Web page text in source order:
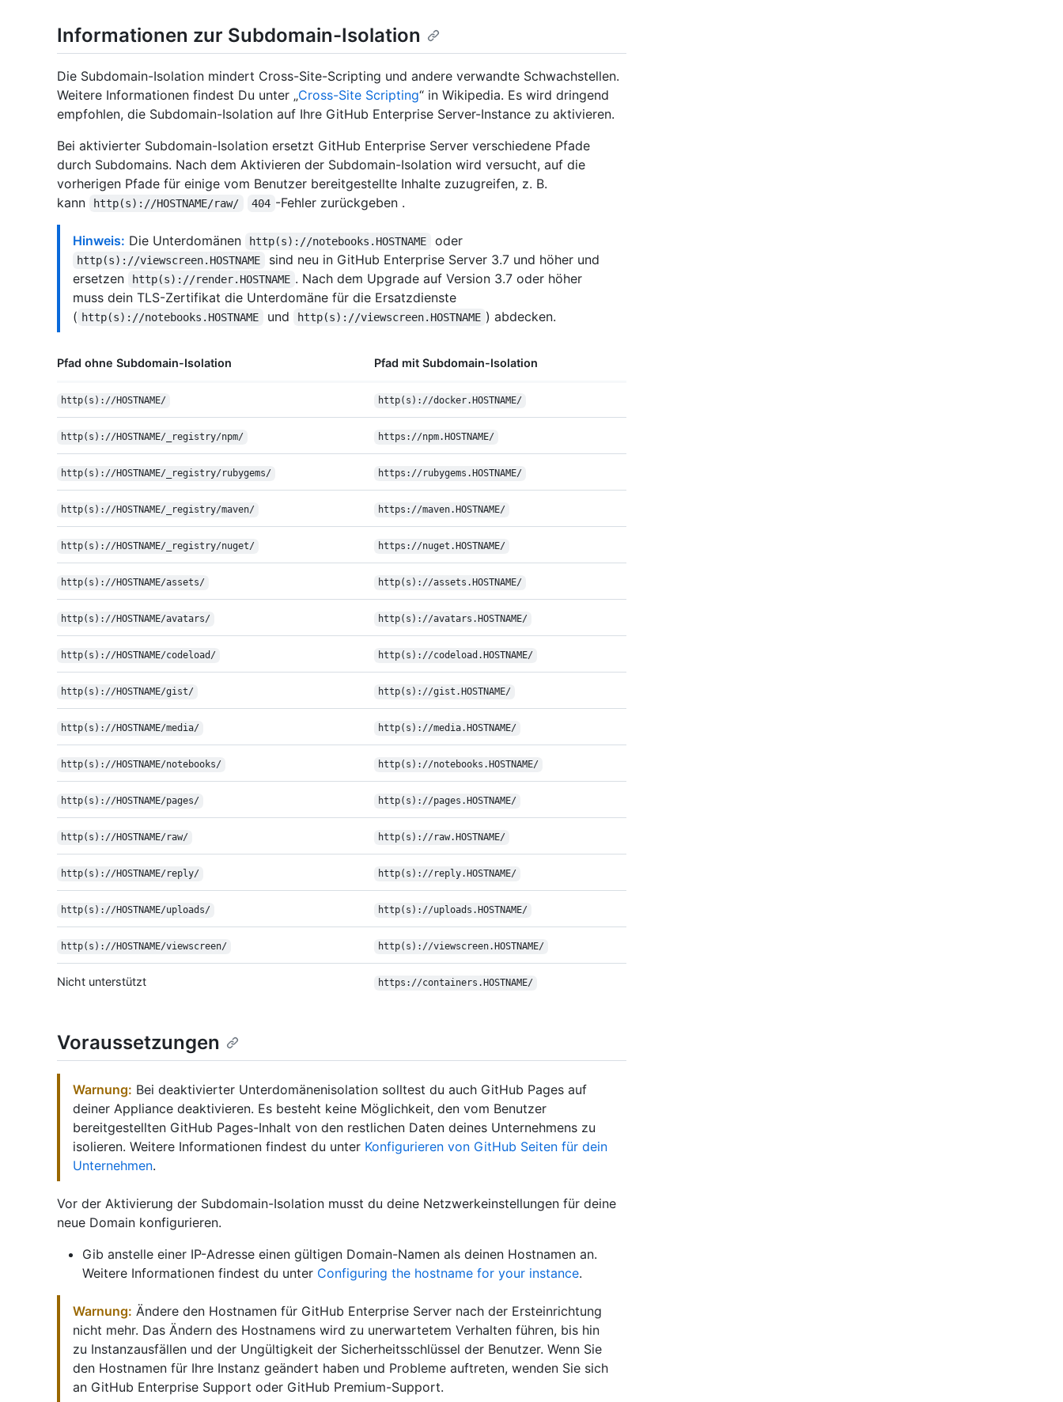
Informationen zur Subdomain-Isolation
Die Subdomain-Isolation mindert Cross-Site-Scripting und andere verwandte Schwachstellen.
Weitere Informationen findest Du unter „Cross-Site Scripting“ in Wikipedia. Es wird dringend
empfohlen, die Subdomain-Isolation auf Ihre GitHub Enterprise Server-Instance zu aktivieren.
Bei aktivierter Subdomain-Isolation ersetzt GitHub Enterprise Server verschiedene Pfade
durch Subdomains. Nach dem Aktivieren der Subdomain-Isolation wird versucht, auf die
vorherigen Pfade für einige vom Benutzer bereitgestellte Inhalte zuzugreifen, z. B.
kann
http(s)://HOSTNAME/raw/ 404 -Fehler zurückgeben .
Hinweis: Die Unterdomänen http(s)://notebooks.HOSTNAME oder
http(s)://viewscreen.HOSTNAME
sind neu in GitHub Enterprise Server 3.7 und höher und
ersetzen
http(s)://render.HOSTNAME . Nach dem Upgrade auf Version 3.7 oder höher
muss dein TLS-Zertifikat die Unterdomäne für die Ersatzdienste
( http(s)://notebooks.HOSTNAME und http(s)://viewscreen.HOSTNAME ) abdecken.
Pfad ohne Subdomain-Isolation Pfad mit Subdomain-Isolation
http(s)://HOSTNAME/ http(s)://docker.HOSTNAME/
http(s)://HOSTNAME/_registry/npm/ https://npm.HOSTNAME/
http(s)://HOSTNAME/_registry/rubygems/ https://rubygems.HOSTNAME/
http(s)://HOSTNAME/_registry/maven/ https://maven.HOSTNAME/
http(s)://HOSTNAME/_registry/nuget/ https://nuget.HOSTNAME/
http(s)://HOSTNAME/assets/ http(s)://assets.HOSTNAME/
http(s)://HOSTNAME/avatars/ http(s)://avatars.HOSTNAME/
http(s)://HOSTNAME/codeload/ http(s)://codeload.HOSTNAME/
http(s)://HOSTNAME/gist/ http(s)://gist.HOSTNAME/
http(s)://HOSTNAME/media/ http(s)://media.HOSTNAME/
http(s)://HOSTNAME/notebooks/ http(s)://notebooks.HOSTNAME/
http(s)://HOSTNAME/pages/ http(s)://pages.HOSTNAME/
http(s)://HOSTNAME/raw/ http(s)://raw.HOSTNAME/
http(s)://HOSTNAME/reply/ http(s)://reply.HOSTNAME/
http(s)://HOSTNAME/uploads/ http(s)://uploads.HOSTNAME/
http(s)://HOSTNAME/viewscreen/ http(s)://viewscreen.HOSTNAME/
Nicht unterstützt https://containers.HOSTNAME/
Voraussetzungen
Warnung: Bei deaktivierter Unterdomänenisolation solltest du auch GitHub Pages auf
deiner Appliance deaktivieren. Es besteht keine Möglichkeit, den vom Benutzer
bereitgestellten GitHub Pages-Inhalt von den restlichen Daten deines Unternehmens zu
isolieren. Weitere Informationen findest du unter Konfigurieren von GitHub Seiten für dein
Unternehmen.
Vor der Aktivierung der Subdomain-Isolation musst du deine Netzwerkeinstellungen für deine
neue Domain konfigurieren.
Gib anstelle einer IP-Adresse einen gültigen Domain-Namen als deinen Hostnamen an.
Weitere Informationen findest du unter Configuring the hostname for your instance.
Warnung: Ändere den Hostnamen für GitHub Enterprise Server nach der Ersteinrichtung
nicht mehr. Das Ändern des Hostnamens wird zu unerwartetem Verhalten führen, bis hin
zu Instanzausfällen und der Ungültigkeit der Sicherheitsschlüssel der Benutzer. Wenn Sie
den Hostnamen für Ihre Instanz geändert haben und Probleme auftreten, wenden Sie sich
an GitHub Enterprise Support oder GitHub Premium-Support.